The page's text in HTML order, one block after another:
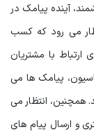
آینده پیامک در
می رود که کسب
ارتباط با مشتریان
پیامک ها می
همچنین، انتظار می
و ارسال پیام های